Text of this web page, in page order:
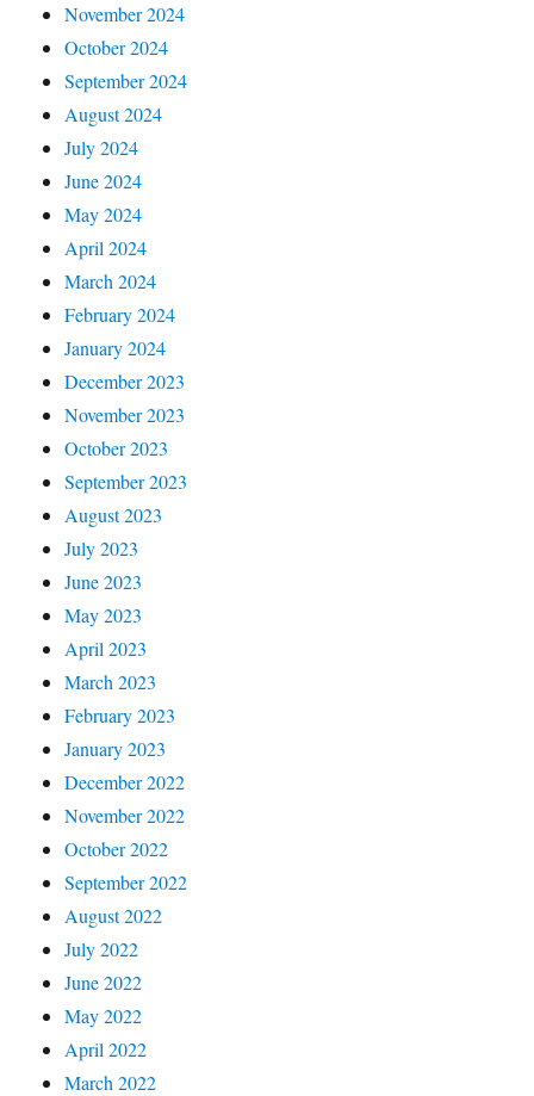
November 2024
October 2024
September 2024
August 2024
July 2024
June 2024
May 2024
April 2024
March 2024
February 2024
January 2024
December 2023
November 2023
October 2023
September 2023
August 2023
July 2023
June 2023
May 2023
April 2023
March 2023
February 2023
January 2023
December 2022
November 2022
October 2022
September 2022
August 2022
July 2022
June 2022
May 2022
April 2022
March 2022